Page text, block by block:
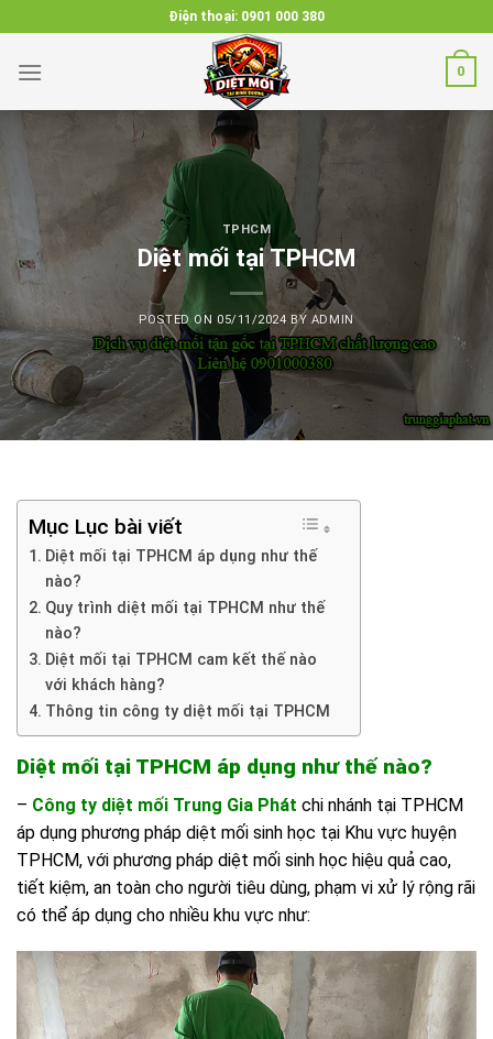
to
content
Điện thoại: 0901 000 380
0
TPHCM
Diệt mối tại TPHCM
POSTED ON 05/11/2024 BY ADMIN
Mục Lục bài viết
Diệt mối tại TPHCM áp dụng như thế
nào?
Quy trình diệt mối tại TPHCM như thế
nào?
Diệt mối tại TPHCM cam kết thế nào
với khách hàng?
Thông tin công ty diệt mối tại TPHCM
Diệt mối tại TPHCM áp dụng như thế nào?
– Công ty diệt mối Trung Gia Phát chi nhánh tại TPHCM
áp dụng phương pháp diệt mối sinh học tại Khu vực huyện
TPHCM, với phương pháp diệt mối sinh học hiệu quả cao,
tiết kiệm, an toàn cho người tiêu dùng, phạm vi xử lý rộng rãi
có thể áp dụng cho nhiều khu vực như: